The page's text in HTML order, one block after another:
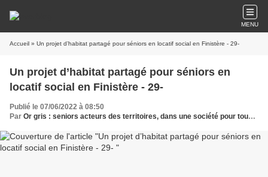
MENU
Accueil » Un projet d’habitat partagé pour séniors en locatif social en Finistère - 29-
Un projet d’habitat partagé pour séniors en
locatif social en Finistère - 29-
Publié le 07/06/2022 à 08:50
Par Or gris : seniors acteurs des territoires, dans une société pour tous les âges